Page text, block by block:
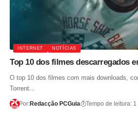
INTERNET NOTÍCIAS
Top 10 dos filmes descarregados
O top 10 dos filmes com mais downloads,
Torrent…
Por:Redacção PCGuia Tempo de leitura: 1